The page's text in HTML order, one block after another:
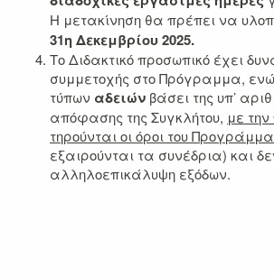
Η μετακίνηση θα πρέπει να
31η Δεκεμβρίου 2025.
Το Διδακτικό προσωπικό έχει
συμμετοχής στο Πρόγραμμα,
τύπων αδειών βάσει της υπ’
απόφασης της Συγκλήτου, με
τηρούνται οι όροι του
εξαιρούνται τα συνέδρια) και
αλληλοεπικάλυψη εξόδων.